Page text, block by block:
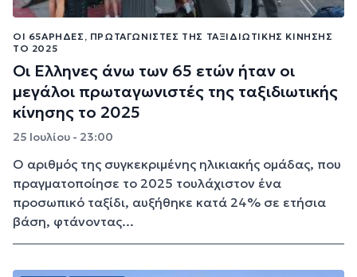
ΟΙ 65ΆΡΗΔΕΣ, ΠΡΩΤΑΓΩΝΙΣΤΈΣ ΤΗΣ ΤΑΞΙΔΙΩΤΙΚΉΣ ΚΊΝΗΣΗΣ
ΤΟ 2025
Οι Ελληνες άνω των 65 ετών ήταν οι
μεγάλοι πρωταγωνιστές της ταξιδιωτικής
κίνησης το 2025
25 Ιουλίου - 23:00
Ο αριθμός της συγκεκριμένης ηλικιακής ομάδας, που
πραγματοποίησε το 2025 τουλάχιστον ένα
προσωπικό ταξίδι, αυξήθηκε κατά 24% σε ετήσια
βάση, φτάνοντας...